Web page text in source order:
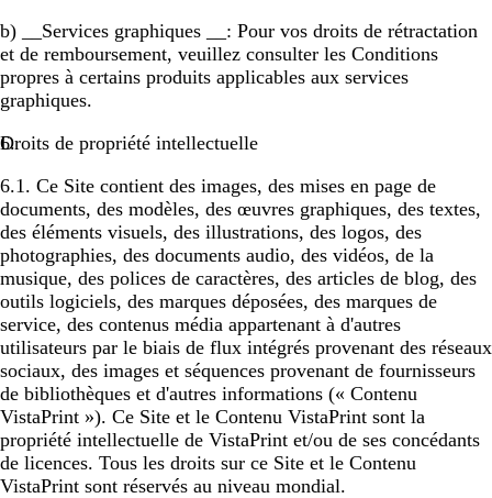
b) __Services graphiques __: Pour vos droits de rétractation
et de remboursement, veuillez consulter les Conditions
propres à certains produits applicables aux services
graphiques.
Droits de propriété intellectuelle
6.1. Ce Site contient des images, des mises en page de
documents, des modèles, des œuvres graphiques, des textes,
des éléments visuels, des illustrations, des logos, des
photographies, des documents audio, des vidéos, de la
musique, des polices de caractères, des articles de blog, des
outils logiciels, des marques déposées, des marques de
service, des contenus média appartenant à d'autres
utilisateurs par le biais de flux intégrés provenant des réseaux
sociaux, des images et séquences provenant de fournisseurs
de bibliothèques et d'autres informations (« Contenu
VistaPrint »). Ce Site et le Contenu VistaPrint sont la
propriété intellectuelle de VistaPrint et/ou de ses concédants
de licences. Tous les droits sur ce Site et le Contenu
VistaPrint sont réservés au niveau mondial.